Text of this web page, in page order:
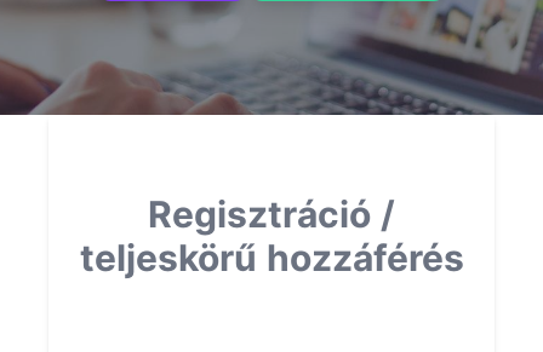
Regisztráció /
teljeskörű hozzáférés